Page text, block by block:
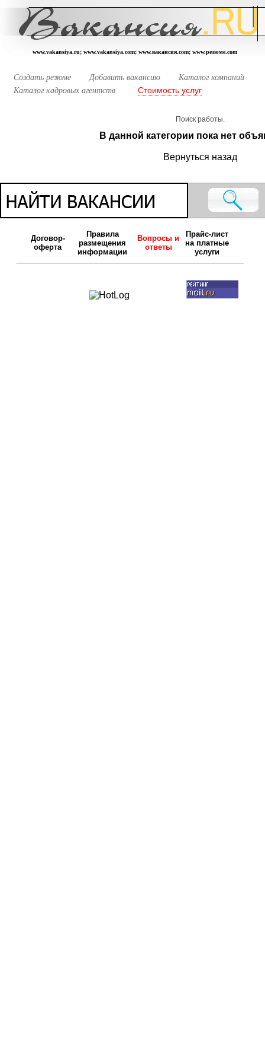
www.vakansiya.ru; www.vakansiya.com; www.вакансия.com; www.резюме.com
Создать резюме Добавить вакансию
Каталог компаний
Каталог кадровых агентств
Стоимость услуг
Поиск работы.
В данной категории пока нет
Вернуться назад
Договор-
оферта
Правила
размещения
информации
Вопросы и
ответы
Прайс-лист
на платные
услуги